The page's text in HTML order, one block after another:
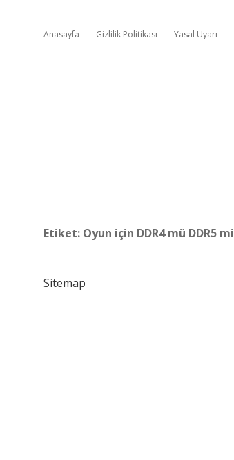
Anasayfa Gizlilik Politikası Yasal Uyarı
Etiket: Oyun için DDR4 mü DDR5 mi
Sitemap